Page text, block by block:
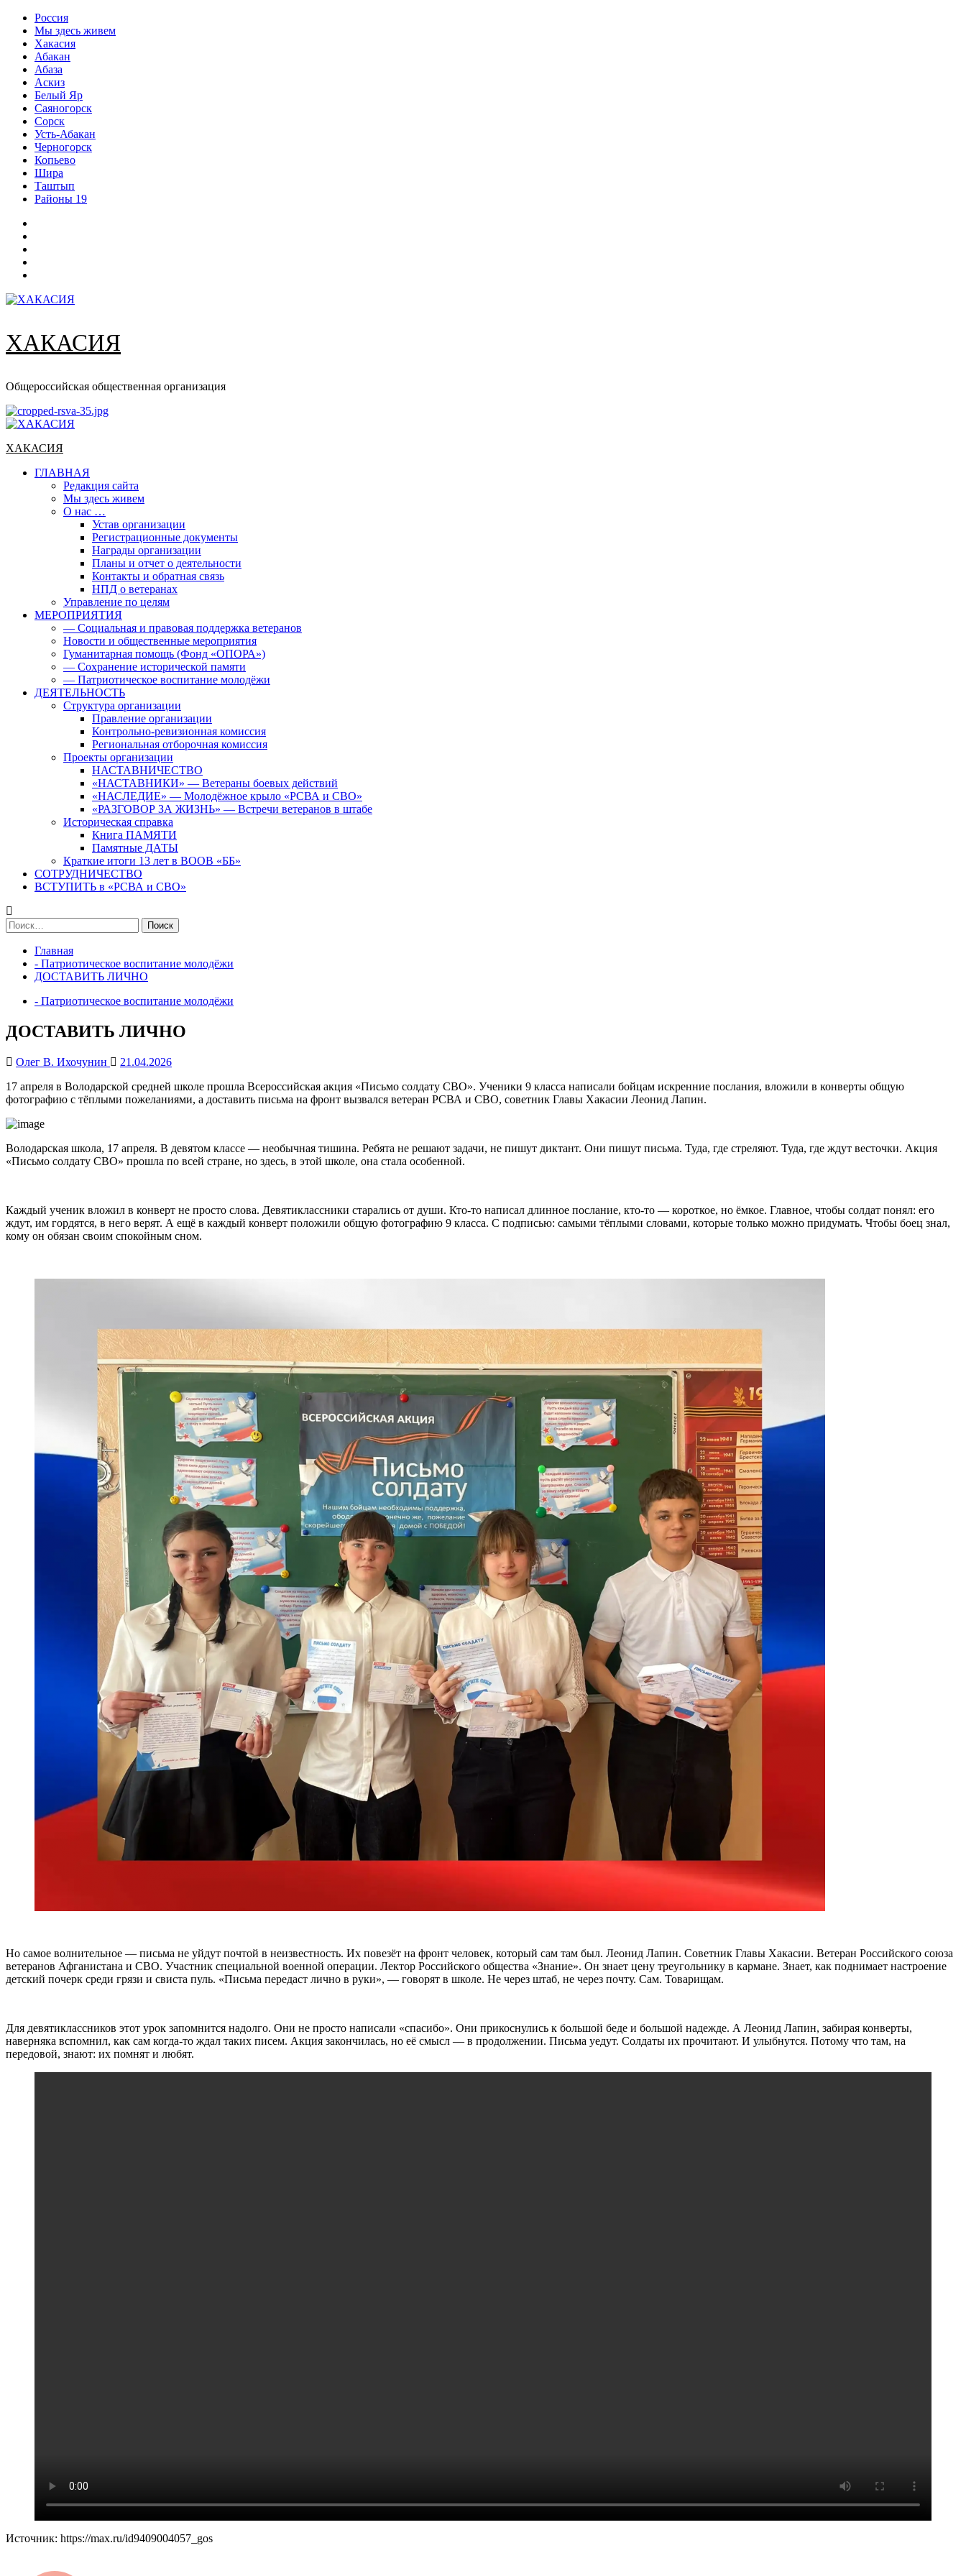
Перейти
содержимому
Россия
Мы здесь живем
Хакасия
Абакан
Абаза
Аскиз
Белый Яр
Саяногорск
Сорск
Усть-Абакан
Черногорск
Копьево
Шира
Таштып
Районы 19
ХАКАСИЯ
Общероссийская общественная организация
Основное
ХАКАСИЯ
ГЛАВНАЯ
Редакция сайта
Мы здесь живем
О нас …
Устав организации
Регистрационные документы
Награды организации
Планы и отчет о деятельности
Контакты и обратная связь
НПД о ветеранах
Управление по целям
МЕРОПРИЯТИЯ
— Социальная и правовая поддержка ветеранов
Новости и общественные мероприятия
Гуманитарная помощь (Фонд «ОПОРА»)
— Сохранение исторической памяти
— Патриотическое воспитание молодёжи
ДЕЯТЕЛЬНОСТЬ
Структура организации
Правление организации
Контрольно-ревизионная комиссия
Региональная отборочная комиссия
Проекты организации
НАСТАВНИЧЕСТВО
«НАСТАВНИКИ» — Ветераны боевых действий
«НАСЛЕДИЕ» — Молодёжное крыло «РСВА и СВО»
«РАЗГОВОР ЗА ЖИЗНЬ» — Встречи ветеранов в штабе
Историческая справка
Книга ПАМЯТИ
Памятные ДАТЫ
Краткие итоги 13 лет в ВООВ «ББ»
СОТРУДНИЧЕСТВО
ВСТУПИТЬ в «РСВА и СВО»
Найти:
Главная
- Патриотическое воспитание молодёжи
ДОСТАВИТЬ ЛИЧНО
- Патриотическое воспитание молодёжи
ДОСТАВИТЬ ЛИЧНО
Олег В. Ихочунин
21.04.2026
17 апреля в Володарской средней школе прошла Всероссийская акция «Письмо солдату СВО». Ученики 9 класса написали бойцам искренние послания, вложили в конверты общую
фотографию с тёплыми пожеланиями, а доставить письма на фронт вызвался ветеран РСВА и СВО, советник Главы Хакасии Леонид Лапин.
Володарская школа, 17 апреля. В девятом классе — необычная тишина. Ребята не решают задачи, не пишут диктант. Они пишут письма. Туда, где стреляют. Туда, где ждут весточки. Акция
«Письмо солдату СВО» прошла по всей стране, но здесь, в этой школе, она стала особенной.
Каждый ученик вложил в конверт не просто слова. Девятиклассники старались от души. Кто-то написал длинное послание, кто-то — короткое, но ёмкое. Главное, чтобы солдат понял: его
ждут, им гордятся, в него верят. А ещё в каждый конверт положили общую фотографию 9 класса. С подписью: самыми тёплыми словами, которые только можно придумать. Чтобы боец знал,
кому он обязан своим спокойным сном.
Но самое волнительное — письма не уйдут почтой в неизвестность. Их повезёт на фронт человек, который сам там был. Леонид Лапин. Советник Главы Хакасии. Ветеран Российского союза
ветеранов Афганистана и СВО. Участник специальной военной операции. Лектор Российского общества «Знание». Он знает цену треугольнику в кармане. Знает, как поднимает настроение
детский почерк среди грязи и свиста пуль. «Письма передаст лично в руки», — говорят в школе. Не через штаб, не через почту. Сам. Товарищам.
Для девятиклассников этот урок запомнится надолго. Они не просто написали «спасибо». Они прикоснулись к большой беде и большой надежде. А Леонид Лапин, забирая конверты,
наверняка вспомнил, как сам когда-то ждал таких писем. Акция закончилась, но её смысл — в продолжении. Письма уедут. Солдаты их прочитают. И улыбнутся. Потому что там, на
передовой, знают: их помнят и любят.
Источник: https://max.ru/id9409004057_gos